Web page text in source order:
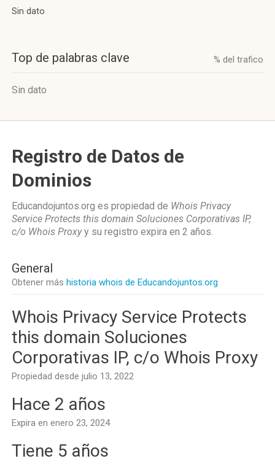
Sin dato
Top de palabras clave % del trafico
Sin dato
Registro de Datos de
Dominios
Educandojuntos.org es propiedad de Whois Privacy
Service Protects this domain Soluciones Corporativas IP,
c/o Whois Proxyy su registro expira en 2 años.
General
Obtener más historia whois de Educandojuntos.org
Whois Privacy Service Protects
this domain Soluciones
Corporativas IP, c/o Whois Proxy
Propiedad desde julio 13, 2022
Hace 2 años
Expira en enero 23, 2024
Tiene 5 años